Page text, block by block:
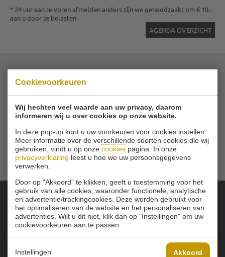
Cookievoorkeuren
Wij hechten veel waarde aan uw privacy, daarom
informeren wij u over cookies op onze website.
In deze pop-up kunt u uw voorkeuren voor cookies instellen.
Meer informatie over de verschillende soorten cookies die wij
gebruiken, vindt u op onzecookiespagina. In onze
privacyverklaring leest u hoe we uw persoonsgegevens
verwerken.
Door op "Akkoord" te klikken, geeft u toestemming voor het
gebruik van alle cookies, waaronder functionele, analytische
en advertentie/trackingcookies. Deze worden gebruikt voor
het optimaliseren van de website en het personaliseren van
advertenties. Wilt u dit niet, klik dan op "Instellingen" om uw
cookievoorkeuren aan te passen.
Instellingen Akkoord
* 24 uur van te voren afmelden anders zijn we genoodzaakt om € 10.-
aan u door te belasten
AGENDA OVERZICHT
© 2026 Golfbaan Schinkelshoek
Zuidbuurt 79 - 3132 KA Vlaardingen|
010 - 460 21 39
Email info@golfbaanschinkelshoek.nl
Onze sponsoren: